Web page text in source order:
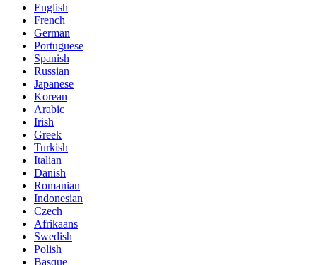
English
French
German
Portuguese
Spanish
Russian
Japanese
Korean
Arabic
Irish
Greek
Turkish
Italian
Danish
Romanian
Indonesian
Czech
Afrikaans
Swedish
Polish
Basque